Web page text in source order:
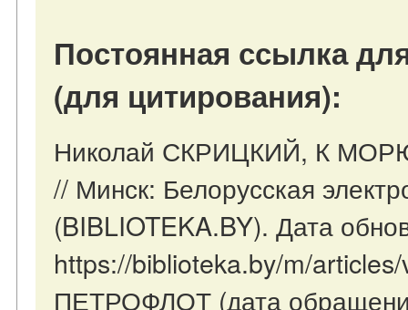
Постоянная ссылка
(для цитирования):
Николай СКРИЦКИЙ, К
// Минск: Белорусская
(BIBLIOTEKA.BY). Дата
https://biblioteka.by/m/
ПЕТРОФЛОТ (дата